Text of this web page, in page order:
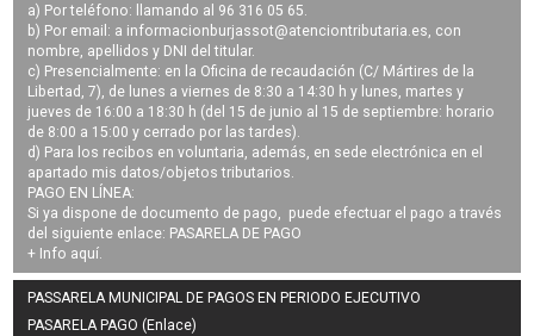
a) Por teléfono: llamando al 96 316 05 65.
b) Por email: a informacionburjassot@atenciontributaria.es , con
nombre, apellidos y DNI del titular.
c) Presencialmente: en la Oficina de recaudación (C/ Mártires de la
Libertad, 7), de lunes a viernes de 8:30 a 14:30 h y lunes, martes y
jueves de 16:00 a 18:30 h (del 15 de junio al 15 de septiembre: horario
de 8:00 a 15:00 y cerrado por las tardes).
d) Para los recibos en voluntaria, además, en sede electrónica en el
apartado mis datos/objetos tributarios.
PAGO EN LÍNEA:
Si ya dispone de documento de pago, puede efectuar el pago a través
del siguiente enlace: PASARELA DE PAGO
+ Info aquí
PASSARELA MUNICIPAL DE PAGOS EN PERIODO EJECUTIVO
PASARELA PAGO (Enlace)